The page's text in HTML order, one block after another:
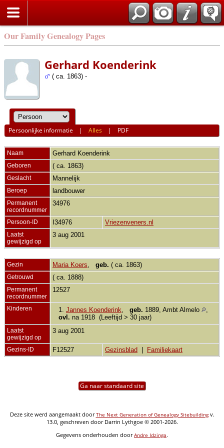
Our Family Genealogy Pages
Gerhard Koenderink
( ca. 1863) -
Persoonlijke informatie |Alles | PDF
Naam Gerhard Koenderink
Geboren ( ca. 1863)
Geslacht Mannelijk
Beroep landbouwer
Permanent
recordnummer
34976
Persoon-ID I34976 Vriezenveners.nl
Laatst
gewijzigd op
3 aug 2001
Gezin Maria Koers geb. ( ca. 1863)
Getrouwd ( ca. 1888)
Permanent
recordnummer
12527
Kinderen 1. Jannes Koenderink geb. 1889, Ambt Almelo
ovl. na 1918 (Leeftijd > 30 jaar)
Laatst
gewijzigd op
3 aug 2001
Gezins-ID F12527 Gezinsblad Familiekaart
Ga naar standaard site
Deze site werd aangemaakt doorThe Next Generation of Genealogy Sitebuildingv.
13.0, geschreven door Darrin Lythgoe © 2001-2026.
Gegevens onderhouden doorAndre Idzinga.